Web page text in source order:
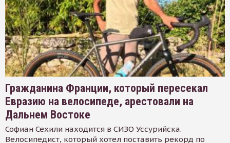
Гражданина Франции, который пересекал
Евразию на велосипеде, арестовали на
Дальнем Востоке
Софиан Сехили находится в СИЗО Уссурийска.
Велосипедист, который хотел поставить рекорд по